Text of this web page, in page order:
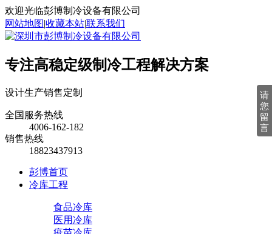
欢迎光临彭博制冷设备有限公司
网站地图|收藏本站|联系我们
专注高稳定级制冷工程解决方案
设计生产销售定制
全国服务热线
4006-162-182
销售热线
18823437913
彭博首页
冷库工程
食品冷库
医用冷库
请
您
留
言